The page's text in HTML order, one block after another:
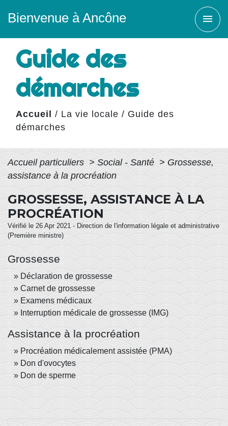
Bienvenue à Ancône menu
Guide des
démarches
Accueil / La vie locale / Guide des
démarches
Accueil particuliers > Social - Santé > Grossesse,
assistance à la procréation
GROSSESSE, ASSISTANCE À LA
PROCRÉATION
Vérifié le 26 Apr 2021 - Direction de l'information légale et administrative
(Première ministre)
Grossesse
Déclaration de grossesse
Carnet de grossesse
Examens médicaux
Interruption médicale de grossesse (IMG)
Assistance à la procréation
Procréation médicalement assistée (PMA)
Don d'ovocytes
Don de sperme